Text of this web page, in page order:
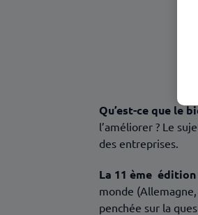
Qu’est-ce que le
l’améliorer ? Le
des entreprises.
La 11 ème
monde
penchée sur la